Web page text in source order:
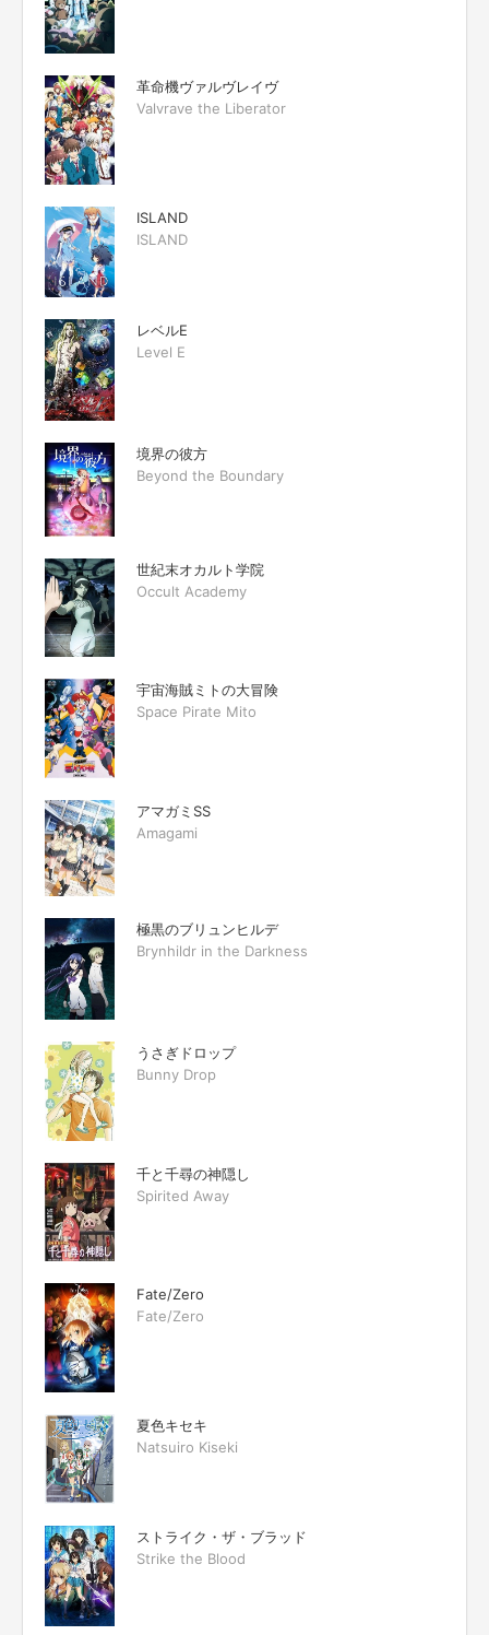
革命機ヴァルヴレイヴ
Valvrave the Liberator
ISLAND
ISLAND
レベルE
Level E
境界の彼方
Beyond the Boundary
世紀末オカルト学院
Occult Academy
宇宙海賊ミトの大冒険
Space Pirate Mito
アマガミSS
Amagami
極黒のブリュンヒルデ
Brynhildr in the Darkness
うさぎドロップ
Bunny Drop
千と千尋の神隠し
Spirited Away
Fate/Zero
Fate/Zero
夏色キセキ
Natsuiro Kiseki
ストライク・ザ・ブラッド
Strike the Blood